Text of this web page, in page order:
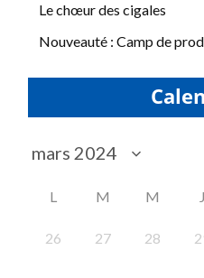
Le chœur des cigales
Nouveauté : Camp de
L M M J
26 27 28